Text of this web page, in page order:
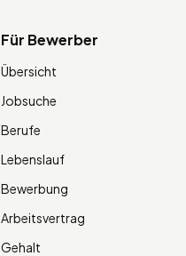
Für Bewerber
Übersicht
Jobsuche
Berufe
Lebenslauf
Bewerbung
Arbeitsvertrag
Gehalt